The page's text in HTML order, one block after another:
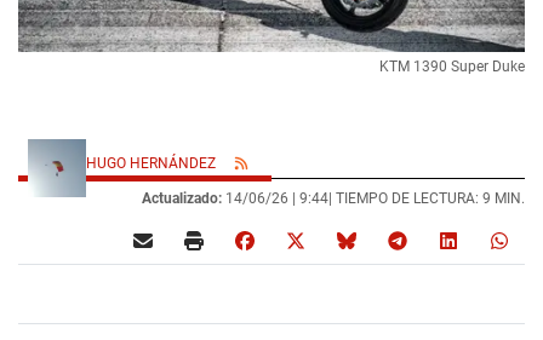
KTM 1390 Super Duke
HUGO HERNÁNDEZ
Actualizado: 14/06/26 | 9:44| TIEMPO DE LECTURA: 9 MIN.